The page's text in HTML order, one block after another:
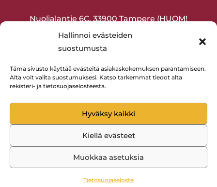
Hallinnoi evästeiden
suostumusta
Tämä sivusto käyttää evästeitä asiakaskokemuksen parantamiseen.
Alta voit valita suostumuksesi. Katso tarkemmat tiedot alta
rekisteri- ja tietosuojaselosteesta.
Hyväksy kaikki
Kiellä evästeet
Muokkaa asetuksia
Tietosuojaseloste
Nuolialantie 6C, 33900 Tampere (HUOM!
Sisäänkäynti sisäpihan puolelta!)
Joukkuevoimistelu ja harrasteliikunta
(lapset ja aikuiset) 045-2075377
Lentopallo 0400-594880
Rantaperkiön Isku © 2023 | WordPress-kotisivut: